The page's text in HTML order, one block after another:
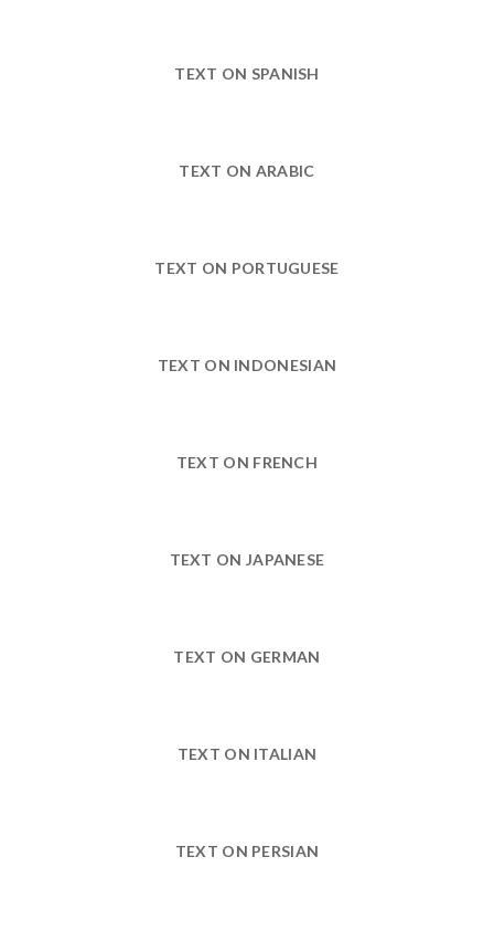
TEXT ON SPANISH
TEXT ON ARABIC
TEXT ON PORTUGUESE
TEXT ON INDONESIAN
TEXT ON FRENCH
TEXT ON JAPANESE
TEXT ON GERMAN
TEXT ON ITALIAN
TEXT ON PERSIAN